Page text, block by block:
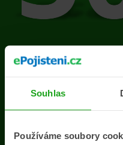
Souhlas
Používáme soubory
Na